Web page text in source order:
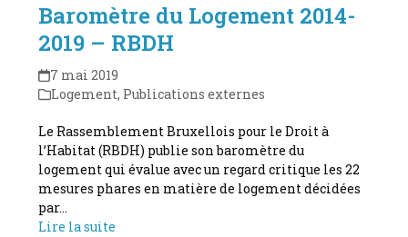
Baromètre du Logement 2014-
2019 – RBDH
7 mai 2019
Logement, Publications externes
Le Rassemblement Bruxellois pour le Droit à
l’Habitat (RBDH) publie son baromètre du
logement qui évalue avec un regard critique les 22
mesures phares en matière de logement décidées
par…
Lire la suite